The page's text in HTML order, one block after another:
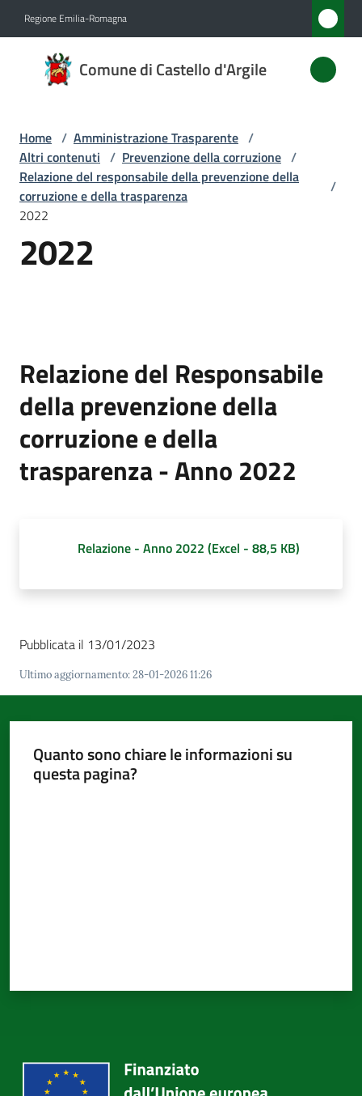
Regione Emilia-Romagna
Comune di Castello d'Argile
Comune
di
d'Argile
Amministrazione
Menu selezionato
Novità
d'Argile
Amministrazione
Trasparente
Seguici
su
Home / Amministrazione Trasparente /
Altri contenuti / Prevenzione della corruzione /
Relazione del responsabile della prevenzione della
corruzione e della trasparenza
/
2022
2022
Relazione del Responsabile
della prevenzione della
corruzione e della
trasparenza - Anno 2022
Relazione - Anno 2022 (Excel - 88,5 KB)
Pubblicata il 13/01/2023
Ultimo aggiornamento:28-01-2026 11:26
Quanto sono chiare le informazioni su
questa pagina?